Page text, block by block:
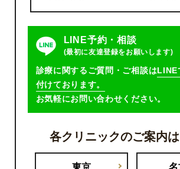
診療に関するご質問・ご相談はLINE
付けております。
お気軽にお問い合わせください。
LINE予約・相談
(最初に友達登録をお願いします)
各クリニックのご案内
東京 名